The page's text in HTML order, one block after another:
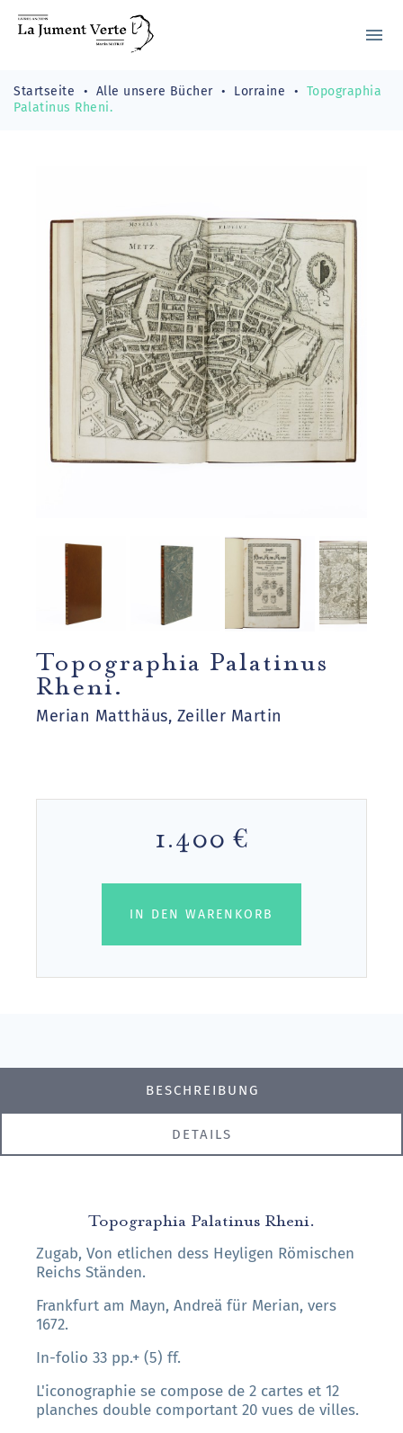
menu
Startseite Alle unsere Bücher Lorraine
Topographia
Palatinus Rheni.
Topographia Palatinus
Rheni.
Merian Matthäus, Zeiller Martin
1.400 €
IN DEN WARENKORB
BESCHREIBUNG
DETAILS
Topographia Palatinus Rheni.
Zugab, Von etlichen dess Heyligen Römischen
Reichs Ständen.
Frankfurt am Mayn, Andreä für Merian, vers
1672.
In-folio 33 pp.+ (5) ff.
L'iconographie se compose de 2 cartes et 12
planches double comportant 20 vues de villes.